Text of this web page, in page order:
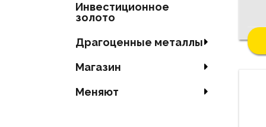
Инвестиционное
золото
Драгоценные металлы
Магазин
Меняют